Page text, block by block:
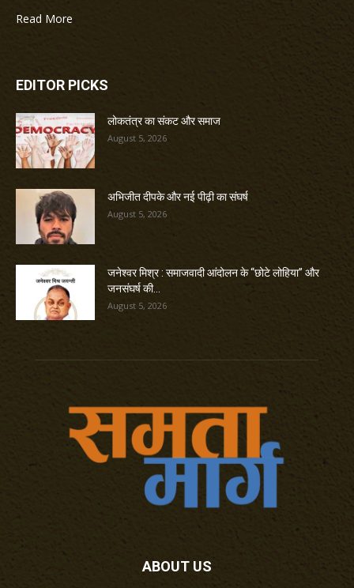
Read More
EDITOR PICKS
लोकतंत्र का संकट और समाज
August 5, 2026
अभिजीत दीपके और नई पीढ़ी का संघर्ष
August 5, 2026
जनेश्वर मिश्र : समाजवादी आंदोलन के “छोटे लोहिया” और
जनसंघर्ष की...
August 5, 2026
ABOUT US